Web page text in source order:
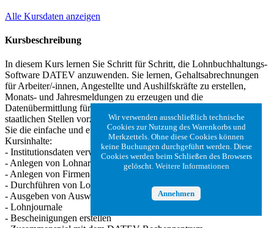
Alle Kursdaten anzeigen
Kursbeschreibung
In diesem Kurs lernen Sie Schritt für Schritt, die Lohnbuchhaltungs-
Software DATEV anzuwenden. Sie lernen, Gehaltsabrechnungen
für Arbeiter/-innen, Angestellte und Aushilfskräfte zu erstellen,
Monats- und Jahresmeldungen zu erzeugen und die
Datenübermittlung für Lohnsteuer und Sozialversicherung an die
staatlichen Stellen vorzunehmen. An zahlreichen Praxisfällen üben
Sie die einfache und effiziente Nutzung des Programms.
Kursinhalte:
- Institutionsdaten verwalten
- Anlegen von Lohnarten
- Anlegen von Firmen- und Mandanten- stammdaten
- Durchführen von Lohn- und Gehalts- abrechnungen
- Ausgeben von Auswertungen
- Lohnjournale
- Bescheinigungen erstellen
Wir verwenden ausschließlich technische
Cookies zur Nutzung des Warenkorbs und
Merkzettels. Ohne diese Cookies können
keine Buchungen durchgeführt werden. Diese
Cookies werden beim Schließen des Browsers
gelöscht. Weitere Informationen
Annehmen